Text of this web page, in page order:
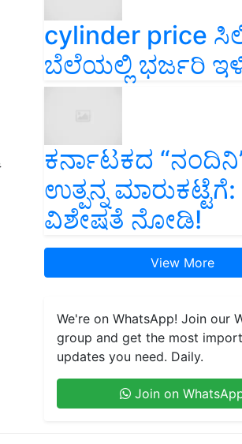
cylinder price
ಬೆಲೆಯಲ್ಲಿ ಭರ್ಜರಿ
ಕರ್ನಾಟಕದ
ಉತ್ಪನ್ನ ಮಾರುಕಟ್ಟೆಗೆ:
ವಿಶೇಷತೆ ನೋಡಿ!
View More
We're on WhatsApp! Join our
group and get the most
updates you need. Daily.
Join on